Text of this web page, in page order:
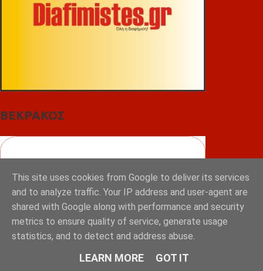
ΒΕΚΡΑΚΟΣ
This site uses cookies from Google to deliver its services
and to analyze traffic. Your IP address and user-agent are
shared with Google along with performance and security
metrics to ensure quality of service, generate usage
statistics, and to detect and address abuse.
LEARN MORE GOT IT